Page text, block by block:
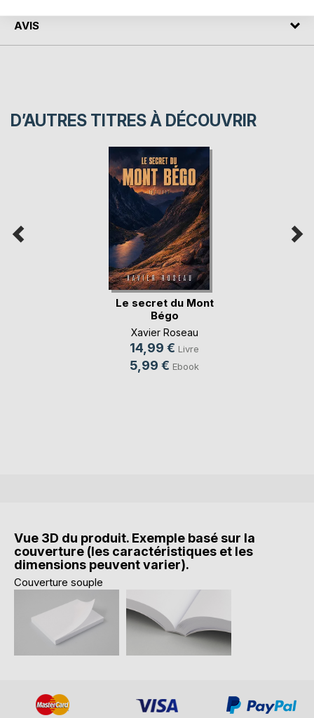
AVIS
D’AUTRES TITRES À DÉCOUVRIR
Le secret du Mont
Bégo
Xavier Roseau
14,99 € Livre
5,99 € Ebook
Vue 3D du produit. Exemple basé sur la
couverture (les caractéristiques et les
dimensions peuvent varier).
Couverture souple